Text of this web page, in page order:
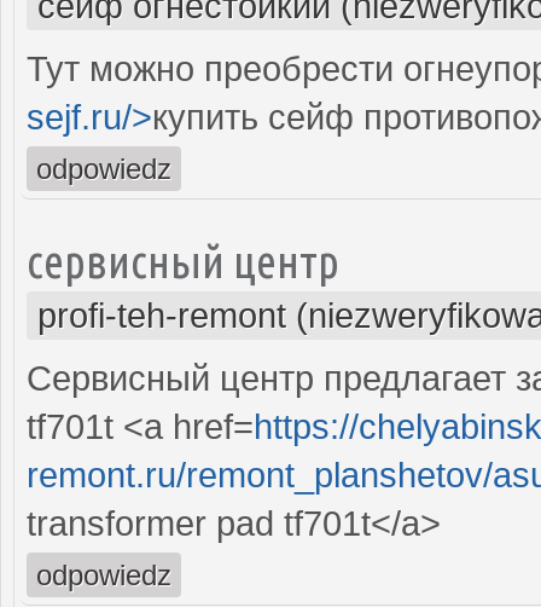
Тут можно преобрести
sejf.ru/>купить сейф
odpowiedz
сервисный центр
profi-teh-remont
Сервисный центр предлагает
tf701t <a href=https://
remont.ru/remont_planshetov/
transformer pad tf701t</a>
odpowiedz